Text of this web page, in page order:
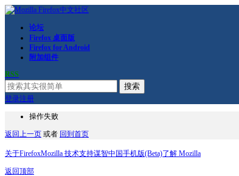
论坛
Firefox 桌面版
Firefox for Android
附加组件
RSS
搜索
登录注册
操作失败
返回上一页 或者 回到首页
关于FirefoxMozilla 技术支持谋智中国手机版(Beta)了解 Mozilla
返回顶部